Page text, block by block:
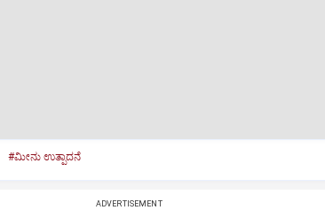
#ಮೀನು ಉತ್ಪಾದನೆ
ADVERTISEMENT